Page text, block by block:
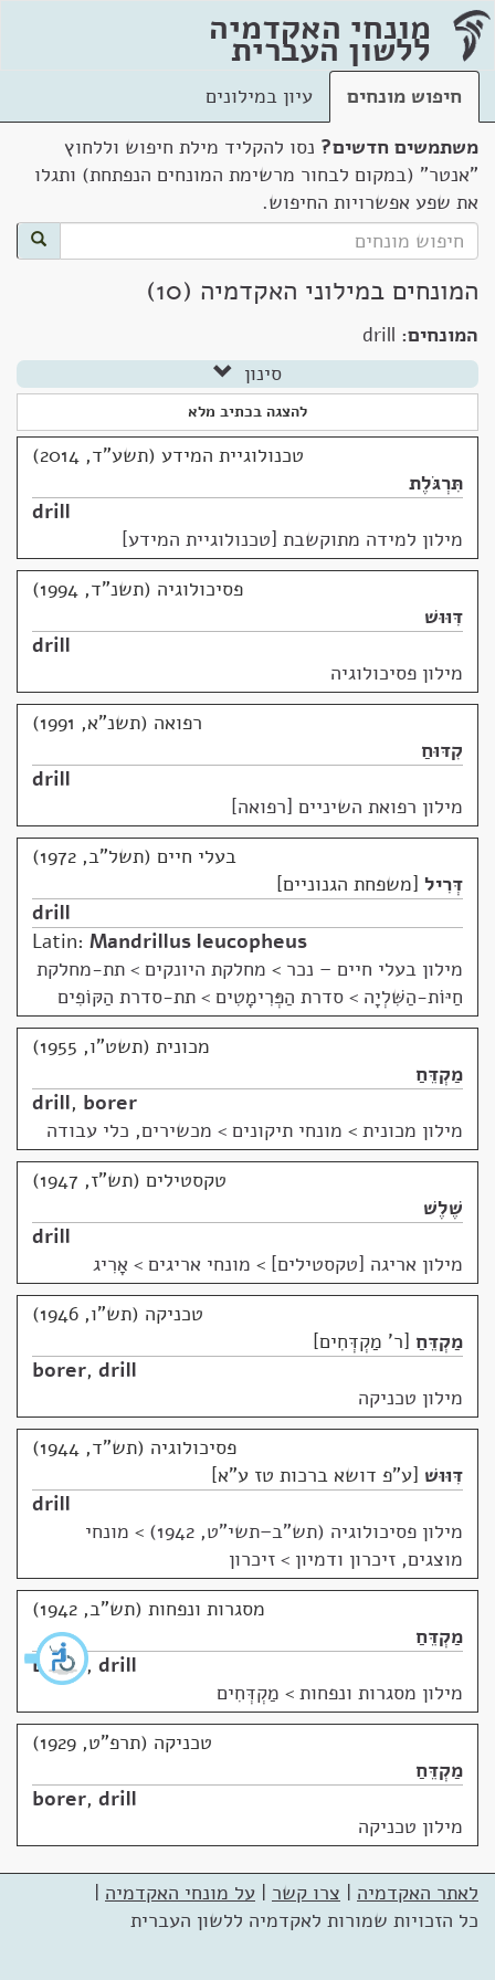
מונחי האקדמיה
ללשון העברית
חיפוש מונחים
עיון במילונים
משתמשים חדשים? נסו להקליד מילת חיפוש וללחוץ
"אנטר" (במקום לבחור מרשימת המונחים הנפתחת) ותגלו
את שפע אפשרויות החיפוש.
המונחים במילוני האקדמיה (10)
המונחים: drill
סינון
להצגה בכתיב מלא
טכנולוגיית המידע (תשע"ד, 2014)
תִּרְגֹּלֶת
drill
מילון למידה מתוקשבת [טכנולוגיית המידע]
פסיכולוגיה (תשנ"ד, 1994)
דִּוּוּשׁ
drill
מילון פסיכולוגיה
רפואה (תשנ"א, 1991)
קִדּוּחַ
drill
מילון רפואת השיניים [רפואה]
בעלי חיים (תשל"ב, 1972)
דְּרִיל משפחת הגנוניים
drill
Latin: Mandrillus leucopheus
מילון בעלי חיים – נכר > מחלקת היונקים > תת-מחלקת
חַיּוֹת-הַשִּׁלְיָה > סדרת הַפְּרִימָטִים > תת-סדרת הַקּוֹפִים
מכונית (תשט"ו, 1955)
מַקְדֵּחַ
drill, borer
מילון מכונית > מונחי תיקונים > מכשירים, כלי עבודה
טקסטילים (תש"ז, 1947)
שֶׁלֶשׁ
drill
מילון אריגה [טקסטילים] > מונחי אריגים > אָרִיג
טכניקה (תש"ו, 1946)
מַקְדֵּחַ ר' מַקְדְּחִים
borer, drill
מילון טכניקה
פסיכולוגיה (תש"ד, 1944)
דִּוּוּשׁ ע"פ דושא ברכות טז ע"א
drill
מילון פסיכולוגיה (תש"ב–תשי"ט, 1942)
> מונחי
מוצגים, זיכרון ודמיון > זיכרון
מסגרות ונפחות (תש"ב, 1942)
מַקְדֵּחַ
borer, drill
מילון מסגרות ונפחות > מַקְדְּחִים
טכניקה (תרפ"ט, 1929)
מַקְדֵּחַ
borer, drill
מילון טכניקה
לאתר האקדמיה | צרו קשר | על מונחי האקדמיה |
כל הזכויות שמורות לאקדמיה ללשון העברית